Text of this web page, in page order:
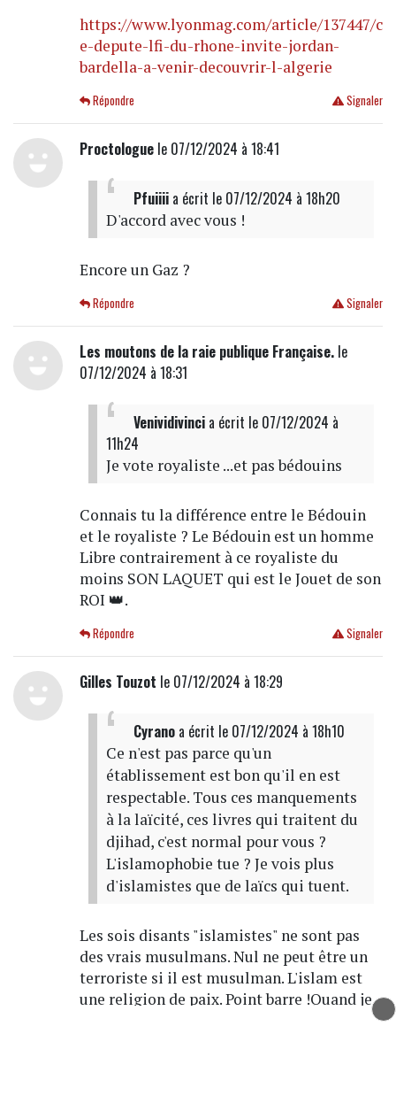
https://www.lyonmag.com/article/137447/c
e-depute-lfi-du-rhone-invite-jordan-
bardella-a-venir-decouvrir-l-algerie
Signaler
Répondre
Proctologuele 07/12/2024 à 18:41
Pfuiiiia écrit le 07/12/2024 à 18h20
D'accord avec vous !
Encore un Gaz ?
Signaler
Répondre
Les moutons de la raie publique Française.le
07/12/2024 à 18:31
Venividivincia écrit le 07/12/2024 à
11h24
Je vote royaliste ...et pas bédouins
Connais tu la différence entre le Bédouin
et le royaliste ? Le Bédouin est un homme
Libre contrairement à ce royaliste du
moins SON LAQUET qui est le Jouet de son
ROI 👑.
Signaler
Répondre
Gilles Touzot le 07/12/2024 à 18:29
Cyranoa écrit le 07/12/2024 à 18h10
Ce n'est pas parce qu'un
établissement est bon qu'il en est
respectable. Tous ces manquements
à la laïcité, ces livres qui traitent du
djihad, c'est normal pour vous ?
L'islamophobie tue ? Je vois plus
d'islamistes que de laïcs qui tuent.
Les sois disants "islamistes" ne sont pas
des vrais musulmans. Nul ne peut être un
terroriste si il est musulman. L'islam est
une religion de paix. Point barre !Quand je